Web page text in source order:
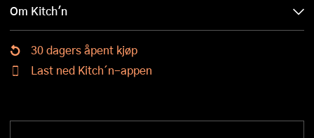
Om Kitch'n
30 dagers åpent kjøp
Last ned Kitch´n-appen